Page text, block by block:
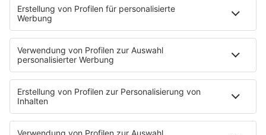
YouTube
90s90s DE:CODED
Musik
News
HITstory
Was macht eigentlich?
Listing